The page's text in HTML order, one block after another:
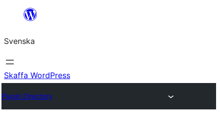
Hoppa
innehåll
Svenska
Skaffa WordPress
Plugin Directory